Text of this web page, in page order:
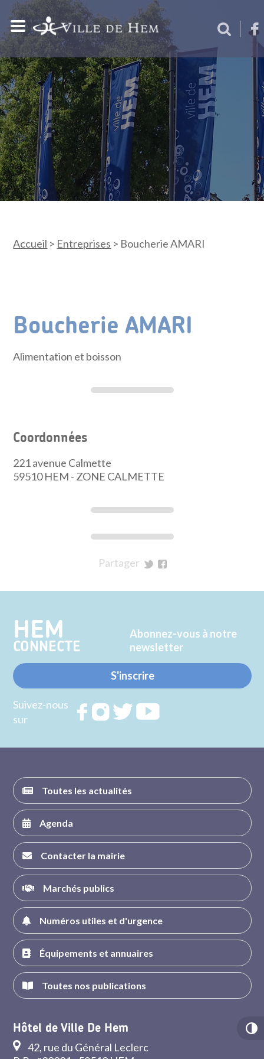
Accueil > Entreprises > Boucherie AMARI
Boucherie AMARI
Alimentation et boisson
Coordonnées
221 avenue Calmette
59510 HEM - ZONE CALMETTE
Partager
Twitter
Facebook
HEM
CONNECTE
Abonnez-vous à notre
newsletter
S'inscrire
Suivez-nous
sur
RejoignezRejoignezRejoignez
Toutes les actualités
Agenda
Contacter la mairie
Marchés publics
Numéros utiles et d'urgence
Équipements et annuaires
Toutes nos publications
Hôtel de Ville De Hem
42, rue du Général Leclerc